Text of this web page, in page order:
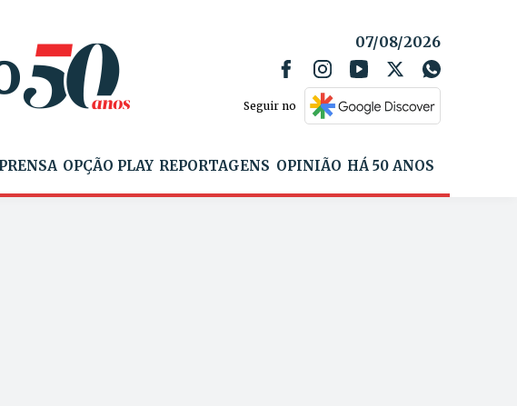
07/08/2026
Seguir no
OPÇÃO PLAY REPORTAGENS OPINIÃO HÁ 50 ANOS